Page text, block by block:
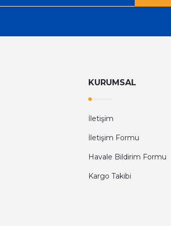
KURUMSAL
İletişim
İletişim Formu
Havale Bildirim Formu
Kargo Takibi